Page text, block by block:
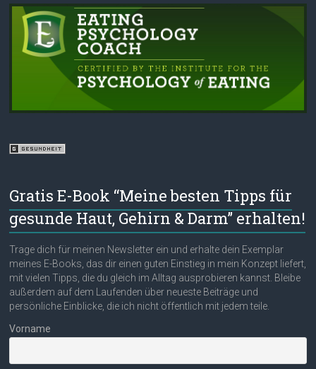
Gratis E-Book “Meine besten Tipps für
gesunde Haut, Gehirn & Darm” erhalten!
Trage dich für meinen Newsletter ein und erhalte dein Exemplar
meines E-Books, das dir einen guten Einstieg in mein Konzept liefert,
mit vielen Tipps, die du gleich im Alltag ausprobieren kannst. Bleibe
außerdem auf dem Laufenden über neueste Beiträge und
persönliche Einblicke, die ich nicht öffentlich mit jedem teile.
Vorname